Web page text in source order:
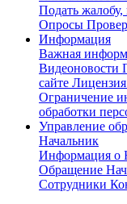
Подать
Опросы
Информация
Важная
Видеоновости
сайте
Ограничение
обработки
Управление
Начальник
Информация о
Обращение
Сотрудники